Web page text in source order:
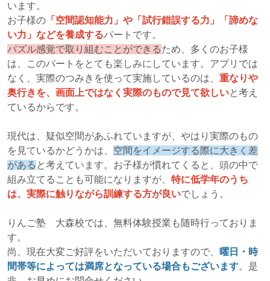
います。
お子様の 「空間認知能力」や「試行錯誤する力」「諦めな
い力」などを養成するパートです。
パズル感覚で取り組むことができるため、多くのお子様
は、このパートをとても楽しみにしています。アプリでは
なく、実際のつみきを使って実施しているのは、 重なりや
奥行きを、画面上ではなく実際のもので見て欲しいと考え
ているからです。
現代は、疑似空間があふれていますが、やはり実際のもの
を見ているかどうかは、 空間をイメージする際に大きく差
がある と考えています。お子様が慣れてくると、頭の中で
組み立てることも可能になりますが、 特に低学年のうち
は、実際に触りながら訓練する方が良いでしょう。
りんご塾 大森校では、無料体験授業も随時行っておりま
す。
尚、現在大変ご好評をいただいておりますので、
曜日・時
間帯等によっては満席となっている場合もございます。是